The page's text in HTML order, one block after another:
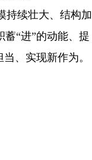
持续壮大、结构加
“进”的动能、提
、实现新作为。